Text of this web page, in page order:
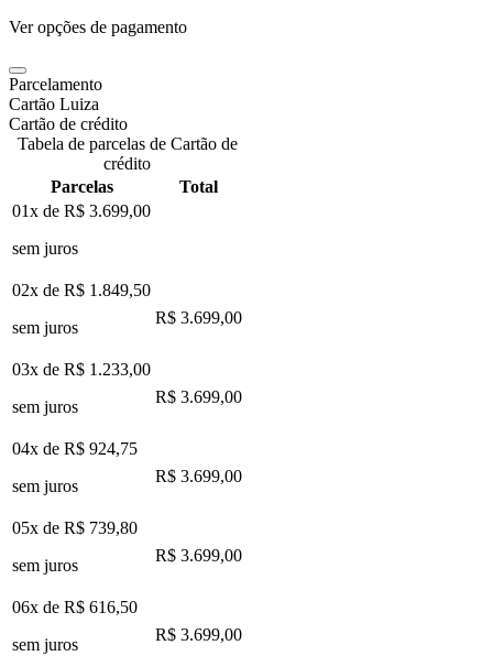
Ver opções de pagamento
Parcelamento
Cartão Luiza
Cartão de crédito
Tabela de parcelas de Cartão de
crédito
Parcelas
Total
01x de R$ 3.699,00
sem juros
02x de R$ 1.849,50
sem juros
R$ 3.699,00
03x de R$ 1.233,00
sem juros
R$ 3.699,00
04x de R$ 924,75
sem juros
R$ 3.699,00
05x de R$ 739,80
sem juros
R$ 3.699,00
06x de R$ 616,50
sem juros
R$ 3.699,00